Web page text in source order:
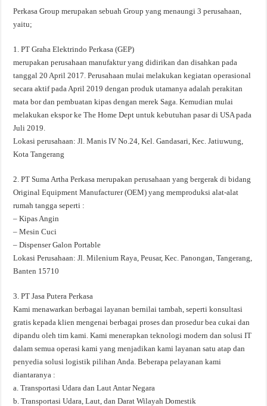
Perkasa Group merupakan sebuah Group yang menaungi 3 perusahaan,
yaitu;
1. PT Graha Elektrindo Perkasa (GEP)
merupakan perusahaan manufaktur yang didirikan dan disahkan pada
tanggal 20 April 2017. Perusahaan mulai melakukan kegiatan operasional
secara aktif pada April 2019 dengan produk utamanya adalah perakitan
mata bor dan pembuatan kipas dengan merek Saga. Kemudian mulai
melakukan ekspor ke The Home Dept untuk kebutuhan pasar di USA pada
Juli 2019.
Lokasi perusahaan: Jl. Manis IV No.24, Kel. Gandasari, Kec. Jatiuwung,
Kota Tangerang
2. PT Suma Artha Perkasa merupakan perusahaan yang bergerak di bidang
Original Equipment Manufacturer (OEM) yang memproduksi alat-alat
rumah tangga seperti :
– Kipas Angin
– Mesin Cuci
– Dispenser Galon Portable
Lokasi Perusahaan: Jl. Milenium Raya, Peusar, Kec. Panongan, Tangerang,
Banten 15710
3. PT Jasa Putera Perkasa
Kami menawarkan berbagai layanan bernilai tambah, seperti konsultasi
gratis kepada klien mengenai berbagai proses dan prosedur bea cukai dan
dipandu oleh tim kami. Kami menerapkan teknologi modern dan solusi IT
dalam semua operasi kami yang menjadikan kami layanan satu atap dan
penyedia solusi logistik pilihan Anda. Beberapa pelayanan kami
diantaranya :
a. Transportasi Udara dan Laut Antar Negara
b. Transportasi Udara, Laut, dan Darat Wilayah Domestik